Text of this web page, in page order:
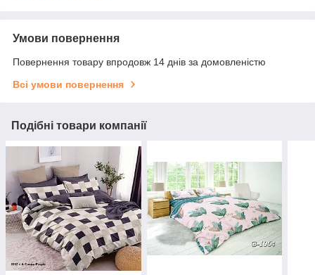
Умови повернення
Повернення товару впродовж 14 днів за домовленістю
Всі умови повернення
Подібні товари компанії